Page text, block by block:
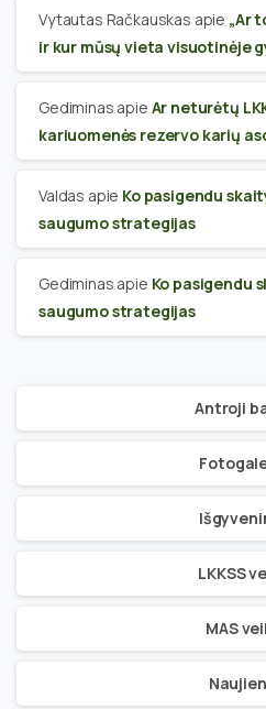
Vytautas Račkauskas apie „Ar
ir kur mūsų vieta visuotinėje
Gediminas apie Ar neturėtų
kariuomenės rezervo karių
Valdas apie Ko pasigendu
saugumo strategijas
Gediminas apie Ko pasigendu
saugumo strategijas
Antroji
LKKSS
MAS